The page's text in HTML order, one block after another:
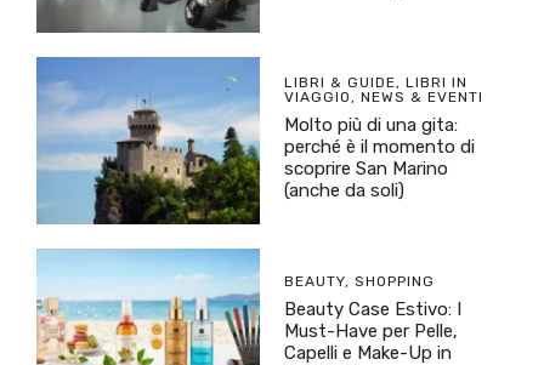
LIBRI & GUIDE, LIBRI IN
VIAGGIO , NEWS & EVENTI
Molto più di una gita:
perché è il momento di
scoprire San Marino
(anche da soli)
BEAUTY, SHOPPING
Beauty Case Estivo: I
Must-Have per Pelle,
Capelli e Make-Up in